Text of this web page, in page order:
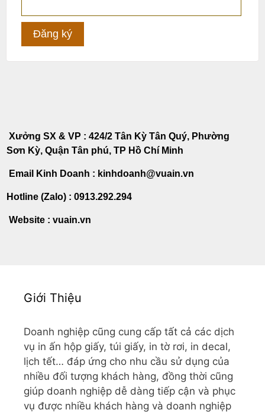
Xưởng SX & VP : 424/2 Tân Kỳ Tân Quý, Phường
Sơn Kỳ, Quận Tân phú, TP Hồ Chí Minh
Email Kinh Doanh : kinhdoanh@vuain.vn
Hotline (Zalo) : 0913.292.294
Website : vuain.vn
Giới Thiệu
Doanh nghiệp cũng cung cấp tất cả các dịch
vụ in ấn hộp giấy, túi giấy, in tờ rơi, in decal,
lịch tết… đáp ứng cho nhu cầu sử dụng của
nhiều đối tượng khách hàng, đồng thời cũng
giúp doanh nghiệp dễ dàng tiếp cận và phục
vụ được nhiều khách hàng và doanh nghiệp